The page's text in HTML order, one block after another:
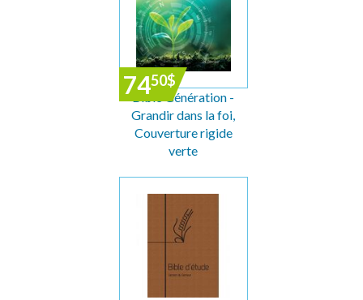
7450$
Bible Génération -
Grandir dans la foi,
Couverture rigide
verte